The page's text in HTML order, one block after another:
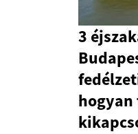
3
hogyan